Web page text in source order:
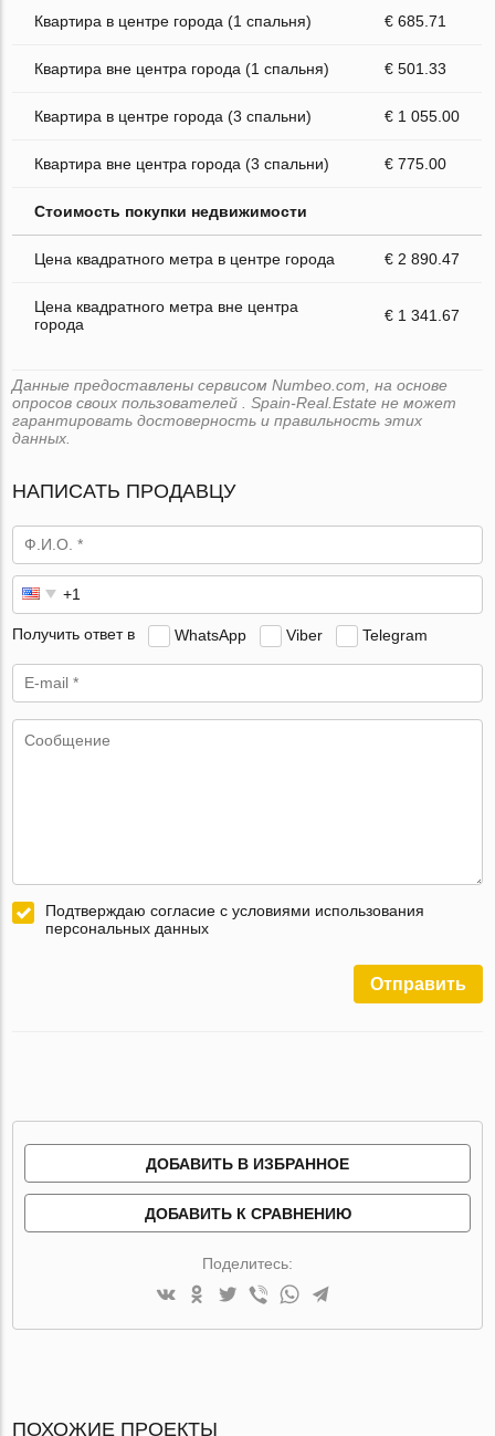
Квартира в центре города (1 спальня) € 685.71
Квартира вне центра города (1 спальня) € 501.33
Квартира в центре города (3 спальни) € 1 055.00
Квартира вне центра города (3 спальни) € 775.00
Стоимость покупки недвижимости
Цена квадратного метра в центре города € 2 890.47
Цена квадратного метра вне центра
города
€ 1 341.67
Данные предоставлены сервисом Numbeo.com, на основе
опросов своих пользователей . Spain-Real.Estate не может
гарантировать достоверность и правильность этих
данных.
НАПИСАТЬ ПРОДАВЦУ
Получить ответ в WhatsApp Viber Telegram
Подтверждаю согласие с условиями использования
персональных данных
Отправить
ДОБАВИТЬ В ИЗБРАННОЕ
ДОБАВИТЬ К СРАВНЕНИЮ
Поделитесь:
ПОХОЖИЕ ПРОЕКТЫ